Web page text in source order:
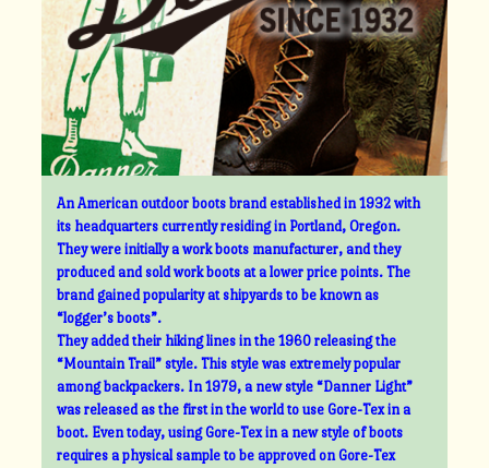
An American outdoor boots brand established in 1932 with
its headquarters currently residing in Portland, Oregon.
They were initially a work boots manufacturer, and they
produced and sold work boots at a lower price points. The
brand gained popularity at shipyards to be known as
“logger’s boots”.
They added their hiking lines in the 1960 releasing the
“Mountain Trail” style. This style was extremely popular
among backpackers. In 1979, a new style “Danner Light”
was released as the first in the world to use Gore-Tex in a
boot. Even today, using Gore-Tex in a new style of boots
requires a physical sample to be approved on Gore-Tex